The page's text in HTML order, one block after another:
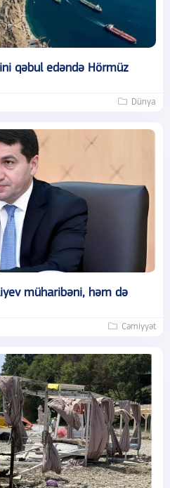
qəbul edəndə Hörmüz
Dünya
müharibəni, həm də
Cəmiyyət